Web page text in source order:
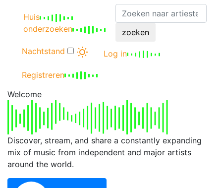
Huis
onderzoeken
zoeken
Nachtstand
Log in
Registreren
Welcome
Discover, stream, and share a constantly expanding
mix of music from independent and major artists
around the world.